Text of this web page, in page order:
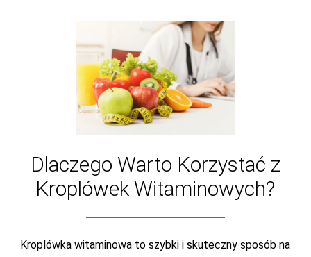
Dlaczego Warto Korzystać z
Kroplówek Witaminowych?
Kroplówka witaminowa to szybki i skuteczny sposób na